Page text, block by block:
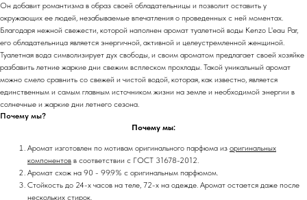
Он добавит романтизма в образ своей обладательницы и позволит оставить у
окружающих ее людей, незабываемые впечатления о проведенных с ней моментах.
Благодаря нежной свежести, которой наполнен аромат туалетной воды Kenzo L'eau Par,
его обладательница является энергичной, активной и целеустремленной женщиной.
Туалетная вода символизирует дух свободы, и своим ароматом предлагает своей хозяйке
разбавить летние жаркие дни свежим всплеском прохлады. Такой уникальный аромат
можно смело сравнить со свежей и чистой водой, которая, как известно, является
единственным и самым главным источником жизни на земле и необходимой энергии в
солнечные и жаркие дни летнего сезона.
Почему мы?
Почему мы:
Аромат изготовлен по мотивам оригинального парфюма из оригинальных
компонентов в соответствии с ГОСТ 31678-2012.
Аромат схож на 90 - 99.9% с оригинальным парфюмом.
Стойкость до 24-х часов на теле, 72-х на одежде. Аромат остается даже после
нескольких стирок.